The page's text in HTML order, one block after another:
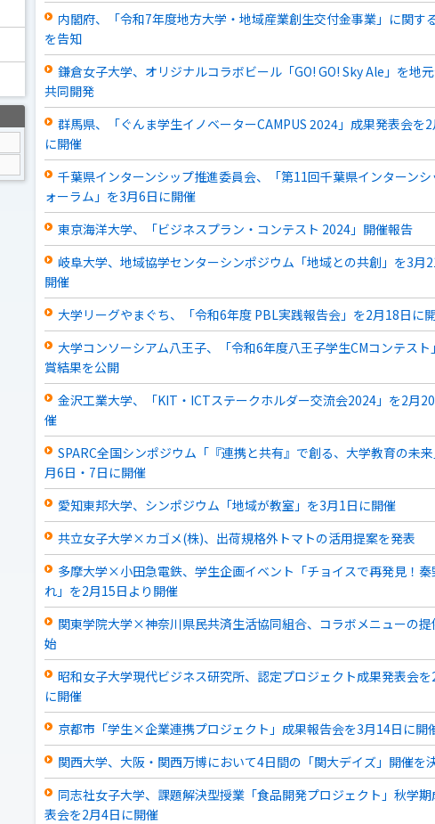
内閣府、「令和7年度地方大学・地域産業創生交付金事業」に関す
を告知
鎌倉女子大学、オリジナルコラボビール「GO! GO! Sky Ale」を地
共同開発
群馬県、「ぐんま学生イノベーターCAMPUS 2024」成果発表会を2
に開催
千葉県インターンシップ推進委員会、「第11回千葉県インターンシ
ォーラム」を3月6日に開催
東京海洋大学、「ビジネスプラン・コンテスト 2024」開催報告
岐阜大学、地域協学センターシンポジウム「地域との共創」を3月
開催
大学リーグやまぐち、「令和6年度 PBL実践報告会」を2月18日に
大学コンソーシアム八王子、「令和6年度八王子学生CMコンテスト
賞結果を公開
金沢工業大学、「KIT・ICTステークホルダー交流会2024」を2月
催
SPARC全国シンポジウム「『連携と共有』で創る、大学教育の未
月6日・7日に開催
愛知東邦大学、シンポジウム「地域が教室」を3月1日に開催
共立女子大学×カゴメ(株)、出荷規格外トマトの活用提案を発表
多摩大学×小田急電鉄、学生企画イベント「チョイスで再発見！秦
れ」を2月15日より開催
関東学院大学×神奈川県民共済生活協同組合、コラボメニューの提
始
昭和女子大学現代ビジネス研究所、認定プロジェクト成果発表会を
に開催
京都市「学生×企業連携プロジェクト」成果報告会を3月14日に開
関西大学、大阪・関西万博において4日間の「関大デイズ」開催を
同志社女子大学、課題解決型授業「食品開発プロジェクト」秋学
表会を2月4日に開催